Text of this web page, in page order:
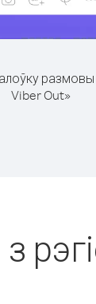
размовы
Viber Out»